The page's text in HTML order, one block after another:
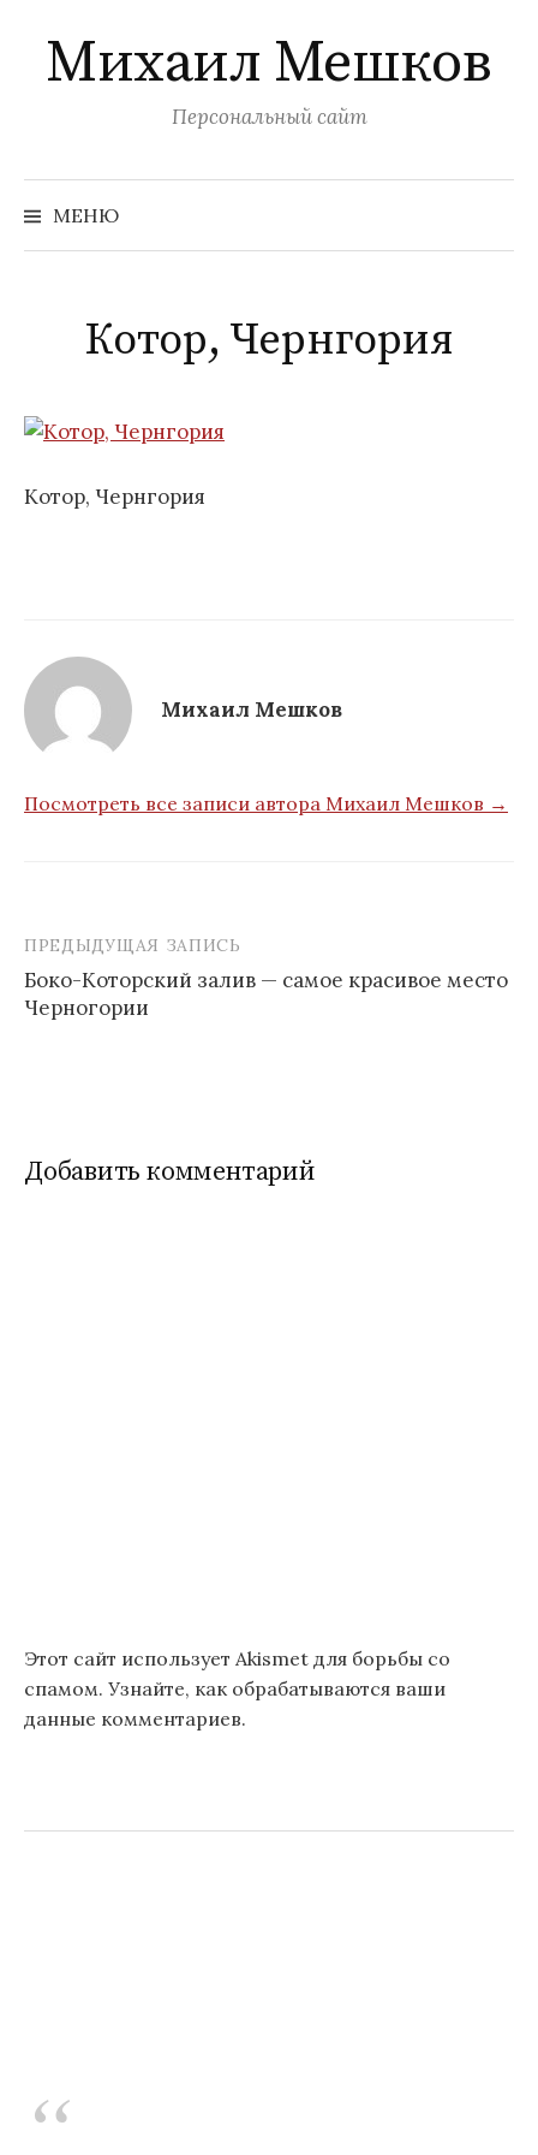
содержимому
Михаил Мешков
Персональный сайт
МЕНЮ
Найти:
Котор, Чернгория
Котор, Чернгория
Михаил Мешков
Посмотреть все записи автора Михаил Мешков →
Навигация
по
ПРЕДЫДУЩАЯ ЗАПИСЬ
Боко-Которский залив — самое красивое место
Черногории
Добавить комментарий
Этот сайт использует Akismet для борьбы со
спамом. Узнайте, как обрабатываются ваши
данные комментариев.